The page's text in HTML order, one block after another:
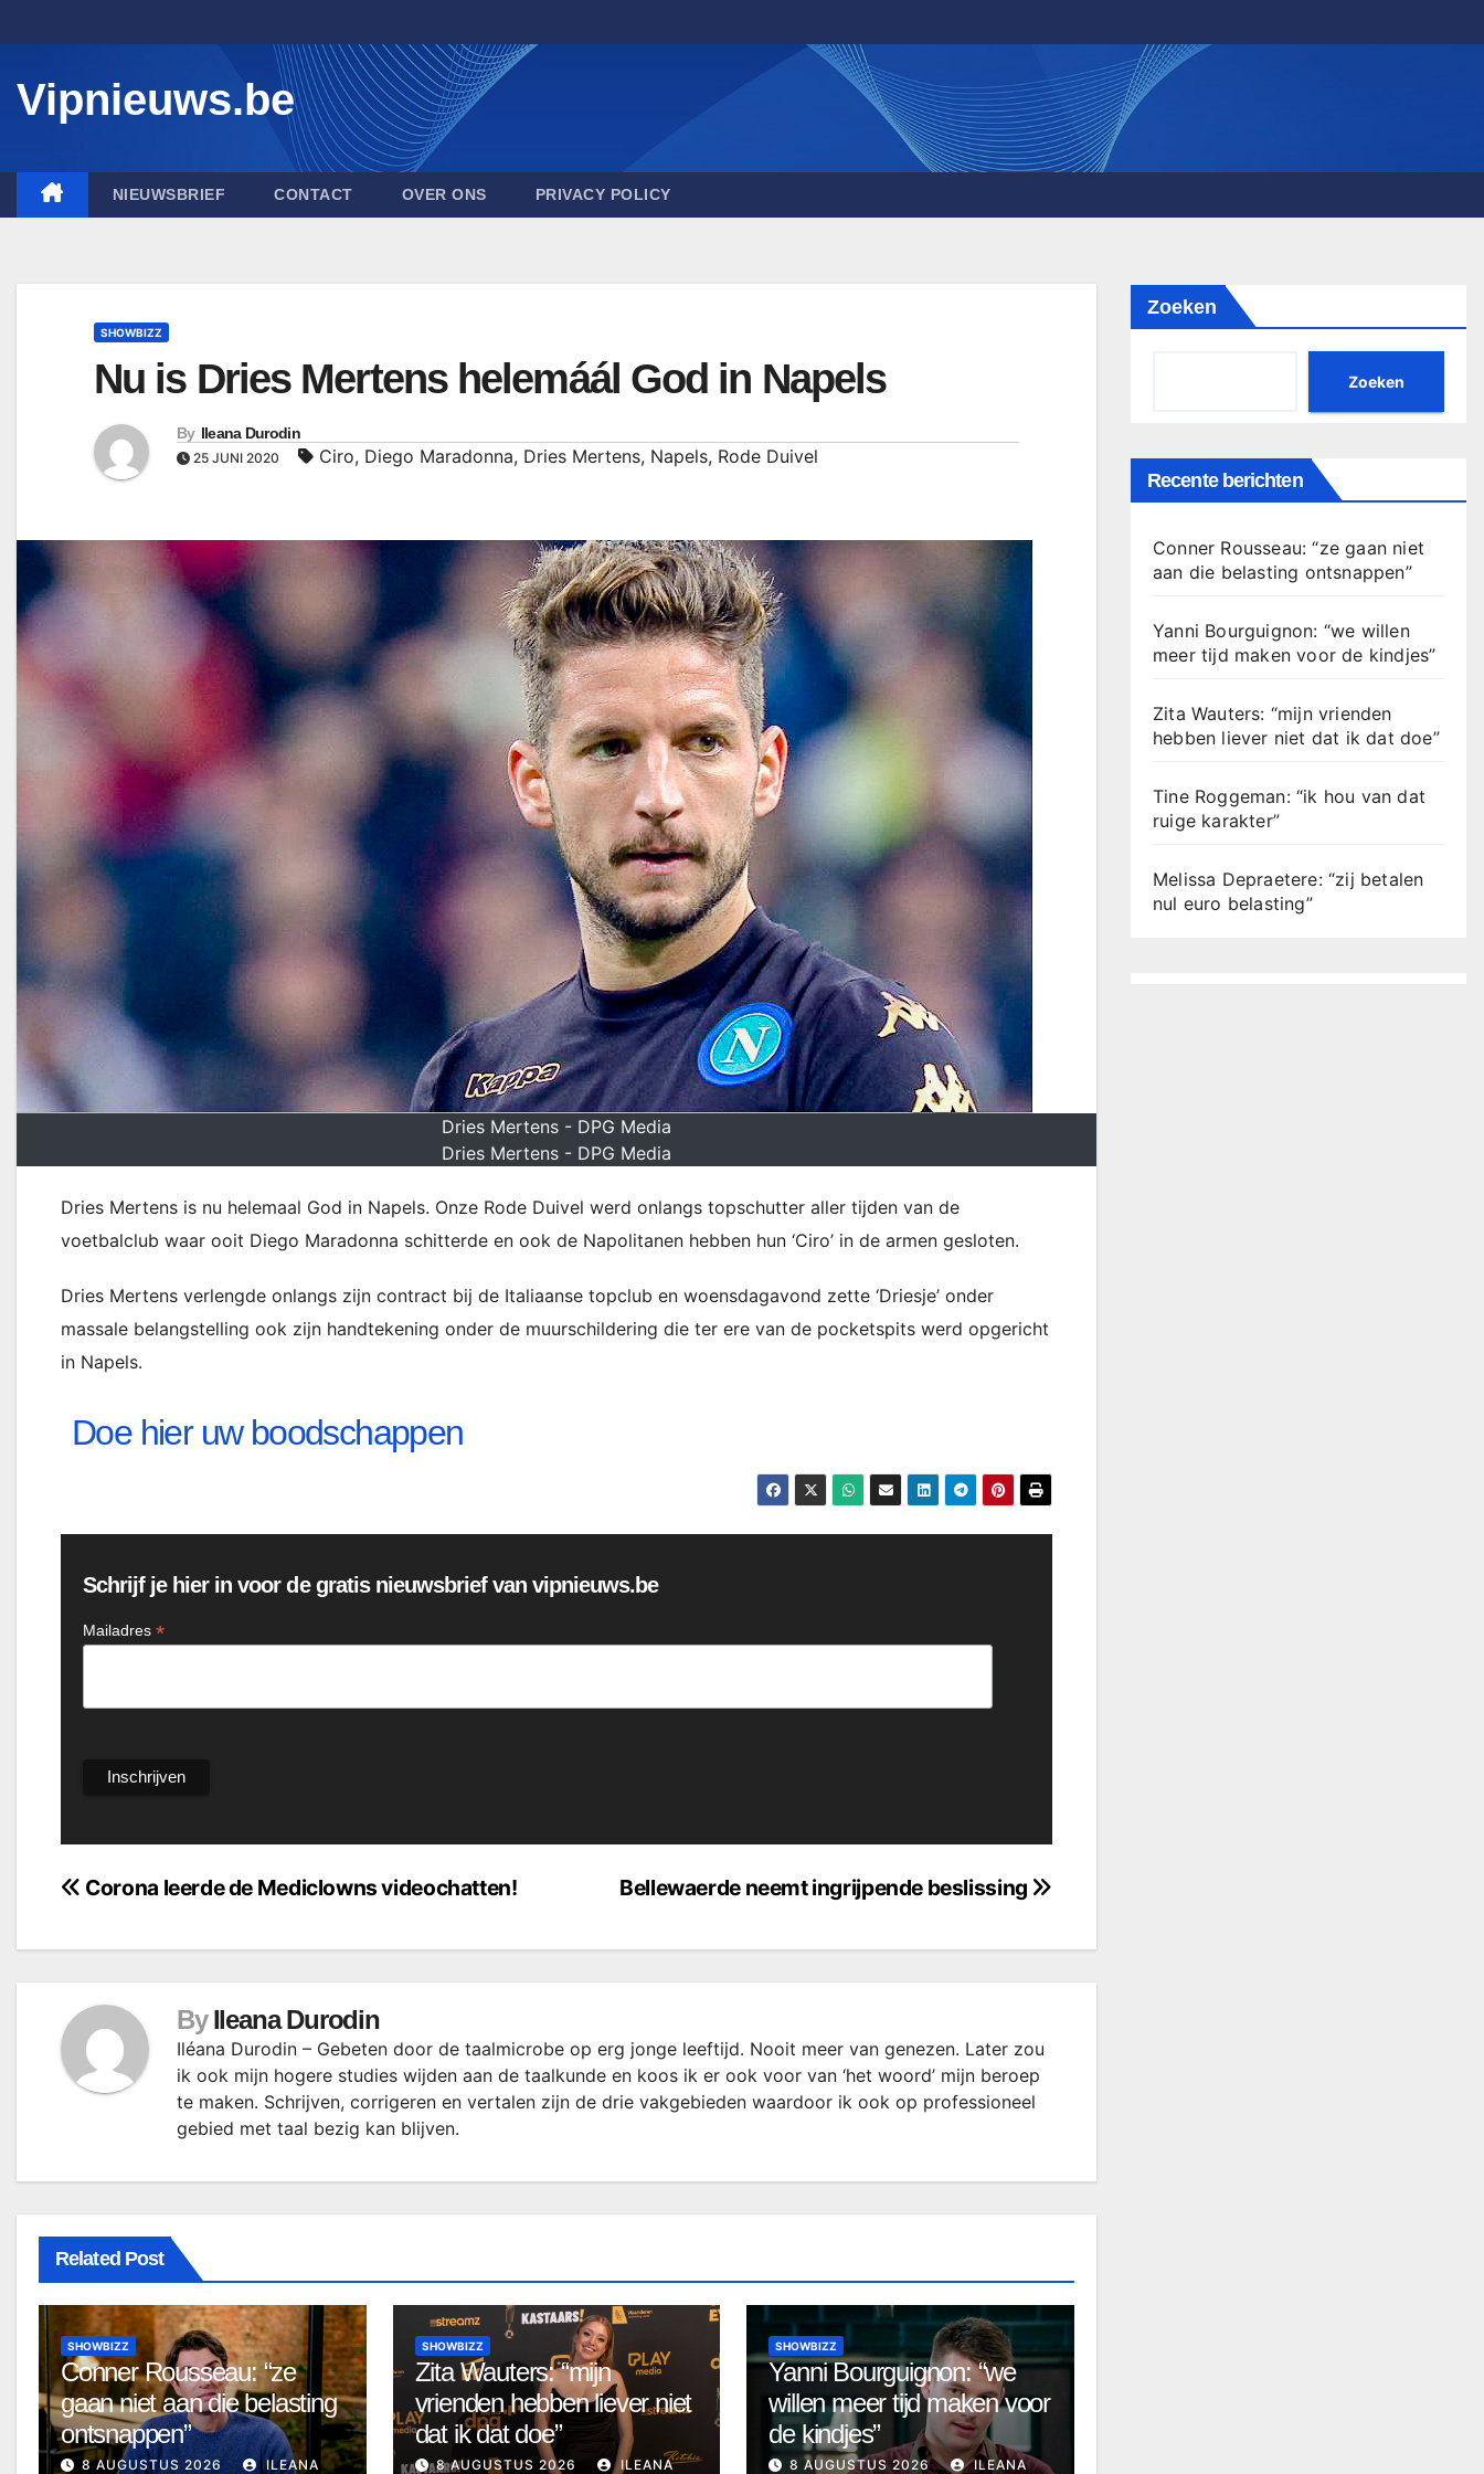
to
Vipnieuws.be
NIEUWSBRIEF CONTACT OVER ONS PRIVACY POLICY
SHOWBIZZ
Nu is Dries Mertens helemáál God in Napels
By Ileana Durodin
25 JUNI 2020 Ciro, Diego Maradonna, Dries Mertens, Napels, Rode Duivel
Dries Mertens - DPG Media
Dries Mertens - DPG Media
Dries Mertens is nu helemaal God in Napels. Onze Rode Duivel werd onlangs topschutter aller tijden van de
voetbalclub waar ooit Diego Maradonna schitterde en ook de Napolitanen hebben hun ‘Ciro’ in de armen gesloten.
Dries Mertens verlengde onlangs zijn contract bij de Italiaanse topclub en woensdagavond zette ‘Driesje’ onder
massale belangstelling ook zijn handtekening onder de muurschildering die ter ere van de pocketspits werd opgericht
in Napels.
Doe hier uw boodschappen
Schrijf je hier in voor de gratis nieuwsbrief van vipnieuws.be
Mailadres *
Bericht
Bellewaerde neemt ingrijpende beslissing
Corona leerde de Mediclowns videochatten!
By Ileana Durodin
Iléana Durodin – Gebeten door de taalmicrobe op erg jonge leeftijd. Nooit meer van genezen. Later zou
ik ook mijn hogere studies wijden aan de taalkunde en koos ik er ook voor van ‘het woord’ mijn beroep
te maken. Schrijven, corrigeren en vertalen zijn de drie vakgebieden waardoor ik ook op professioneel
gebied met taal bezig kan blijven.
Related Post
SHOWBIZZ
Conner Rousseau: “ze
gaan niet aan die belasting
ontsnappen”
8 AUGUSTUS 2026 ILEANA
SHOWBIZZ
Zita Wauters: “mijn
vrienden hebben liever niet
dat ik dat doe”
8 AUGUSTUS 2026 ILEANA
SHOWBIZZ
Yanni Bourguignon: “we
willen meer tijd maken voor
de kindjes”
8 AUGUSTUS 2026 ILEANA
Zoeken
Zoeken
Recente berichten
Conner Rousseau: “ze gaan niet
aan die belasting ontsnappen”
Yanni Bourguignon: “we willen
meer tijd maken voor de kindjes”
Zita Wauters: “mijn vrienden
hebben liever niet dat ik dat doe”
Tine Roggeman: “ik hou van dat
ruige karakter”
Melissa Depraetere: “zij betalen
nul euro belasting”